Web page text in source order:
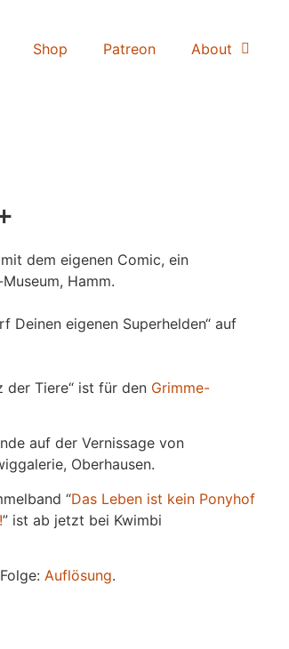
Shop Patreon About
dem eigenen Comic, ein
Hamm.
Deinen eigenen Superhelden“ auf
der Tiere“ ist für den Grimme-
auf der Vernissage von
Oberhausen.
“Das Leben ist kein Ponyhof
” ist ab jetzt bei Kwimbi
Auflösung.